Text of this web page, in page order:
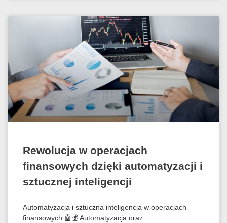
Rewolucja w operacjach
finansowych dzięki automatyzacji i
sztucznej inteligencji
Automatyzacja i sztuczna inteligencja w operacjach
finansowych 🤖💰 Automatyzacja oraz